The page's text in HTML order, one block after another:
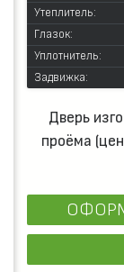
Утеплитель:
Глазок:
Уплотнитель:
Задвижка:
Дверь
проёма